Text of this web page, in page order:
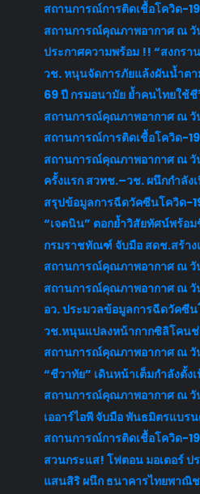
สถานการณ์การติดเชื้อโควิด-
สถานการณ์คุณภาพอากาศ ณ วั
ประกาศความพร้อม !! “สงกรา
วช. หนุนจัดการภัยแล้งผันน้ำตา
69 ปี กรมอนามัย ย้ำคนไทยใช้
สถานการณ์คุณภาพอากาศ ณ วั
สถานการณ์การติดเชื้อโควิด-
สถานการณ์คุณภาพอากาศ ณ วั
ครั้งแรก สวทช.–วช. ผนึกกำลัง
สรุปข้อมูลการฉีดวัคซีนโควิด-
“เจตนิน” ตอกย้ำวิสัยทัศน์พร้อ
กรมราชทัณฑ์ จับมือ สดช.สร้า
สถานการณ์คุณภาพอากาศ ณ วั
สถานการณ์คุณภาพอากาศ ณ
อว. ประมวลข้อมูลการฉีดวัคซี
วช.หนุนแปลงหน้ากากซิลิโคนช่
สถานการณ์คุณภาพอากาศ ณ วั
“ชีวาทัย” เดินหน้าเต็มกำลังตั้ง
สถานการณ์คุณภาพอากาศ ณ วั
เออาร์ไอพี จับมือ พันธมิตรแบร
สถานการณ์การติดเชื้อโควิด-
สวนกระแส! โฟตอน มอเตอร์ ป
แสนสิริ ผนึก ธนาคารไทยพาณิช